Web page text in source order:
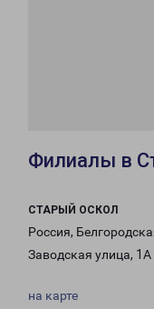
Филиалы в
СТАРЫЙ ОСКОЛ
Россия,
Заводская улица, 1А
на карте